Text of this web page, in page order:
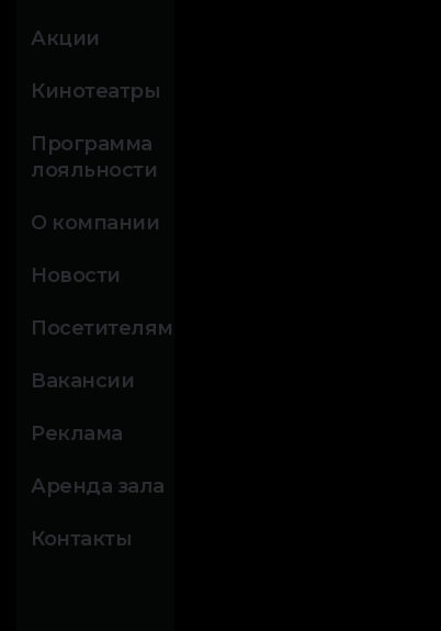
Акции
Кинотеатры
Программа
лояльности
О компании
Новости
Посетителям
Вакансии
Реклама
Аренда зала
Контакты